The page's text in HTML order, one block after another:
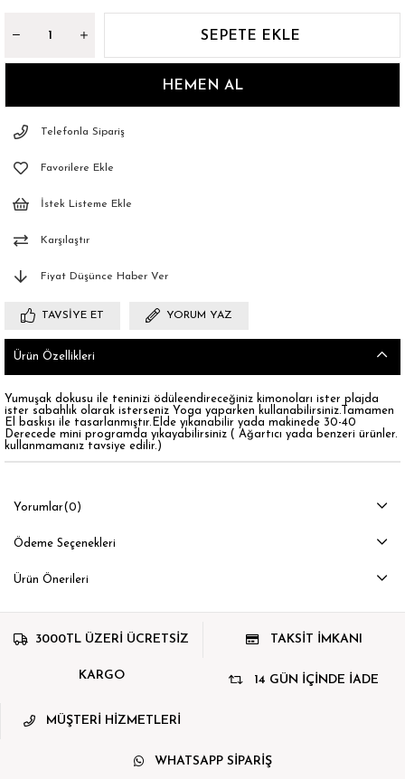
Telefonla Sipariş
Favorilere Ekle
İstek Listeme Ekle
Karşılaştır
Fiyat Düşünce Haber Ver
TAVSIYE ET YORUM YAZ
Ürün Özellikleri
Yumuşak dokusu ile teninizi ödüleendireceğiniz kimonoları ister plajda
ister sabahlık olarak isterseniz Yoga yaparken kullanabilirsiniz.Tamamen
El baskısı ile tasarlanmıştır.Elde yıkanabilir yada makinede 30-40
Derecede mini programda yıkayabilirsiniz ( Ağartıcı yada benzeri ürünler.
kullanmamanız tavsiye edilir.)
Yorumlar(0)
Ödeme Seçenekleri
Ürün Önerileri
3000TL ÜZERİ ÜCRETSİZ
KARGO
TAKSİT İMKANI
14 GÜN İÇİNDE İADE
MÜŞTERİ HİZMETLERİ
WHATSAPP SİPARİŞ